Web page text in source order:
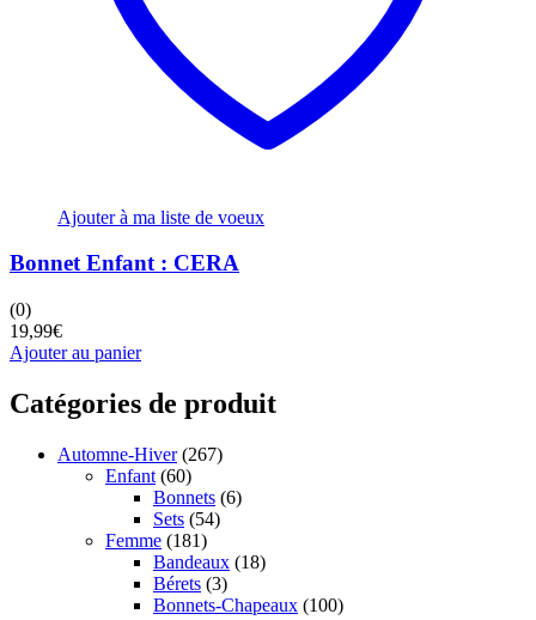
Ajouter à ma liste de voeux
Bonnet Enfant : CERA
(0)
19,99€
Ajouter au panier
Catégories de produit
Automne-Hiver (267)
Enfant (60)
Bonnets (6)
Sets (54)
Femme (181)
Bandeaux (18)
Bérets (3)
Bonnets-Chapeaux (100)